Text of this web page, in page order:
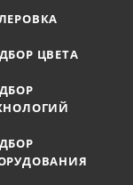
ЦВЕТА